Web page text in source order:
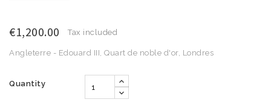
€1,200.00 Tax included
Angleterre - Edouard III, Quart de noble d'or, Londres
Quantity